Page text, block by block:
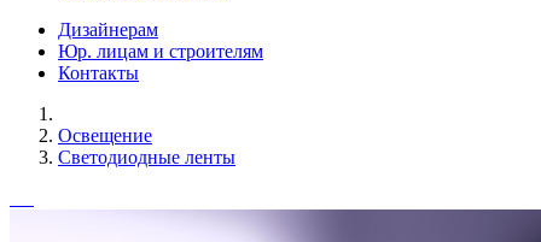
Дизайнерам
Юр. лицам и строителям
Контакты
Освещение
Светодиодные ленты